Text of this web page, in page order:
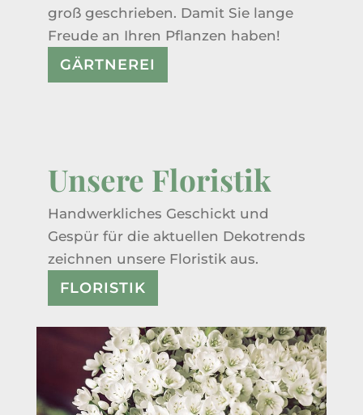
groß geschrieben. Damit Sie lange
Freude an Ihren Pflanzen haben!
GÄRTNEREI
Unsere Floristik
Handwerkliches Geschickt und
Gespür für die aktuellen Dekotrends
zeichnen unsere Floristik aus.
FLORISTIK